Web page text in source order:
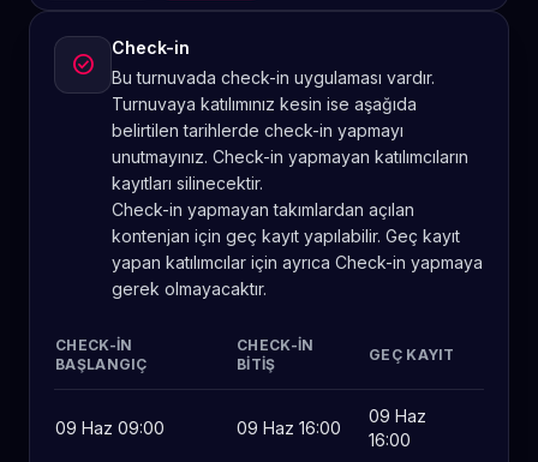
check_circle
Check-in
Bu turnuvada check-in uygulaması vardır.
Turnuvaya katılımınız kesin ise aşağıda
belirtilen tarihlerde check-in yapmayı
unutmayınız. Check-in yapmayan katılımcıların
kayıtları silinecektir.
Check-in yapmayan takımlardan açılan
kontenjan için geç kayıt yapılabilir. Geç kayıt
yapan katılımcılar için ayrıca Check-in yapmaya
gerek olmayacaktır.
CHECK-IN
BAŞLANGIÇ
CHECK-IN
BITIŞ
GEÇ KAYIT
09 Haz 09:00 09 Haz 16:00
09 Haz
16:00